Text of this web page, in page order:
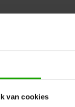
van cookies